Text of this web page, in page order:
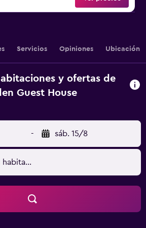
Servicios Opiniones Ubicación
y ofertas de
Guest House
- sáb. 15/8
habitación